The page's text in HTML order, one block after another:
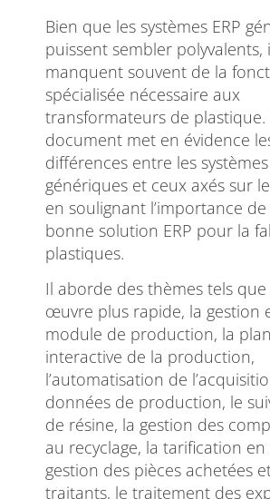
Bien que les systèmes ERP
puissent sembler polyvalents,
manquent souvent de la
spécialisée nécessaire aux
transformateurs de plastique.
document met en évidence
différences entre les systèmes
génériques et ceux axés sur
en soulignant l’importance
bonne solution ERP pour la
plastiques.
Il aborde des thèmes tels
œuvre plus rapide, la gestion
module de production, la
interactive de la production,
l’automatisation de
données de production, le
de résine, la gestion des
au recyclage, la tarification en
gestion des pièces achetées
traitants, le traitement des